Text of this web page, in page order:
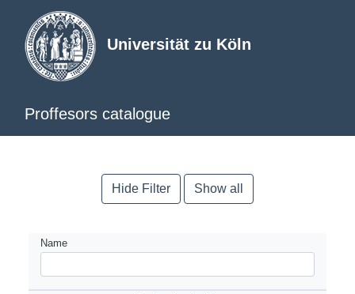
Universität zu Köln
Proffesors catalogue
Hide Filter Show all
Name